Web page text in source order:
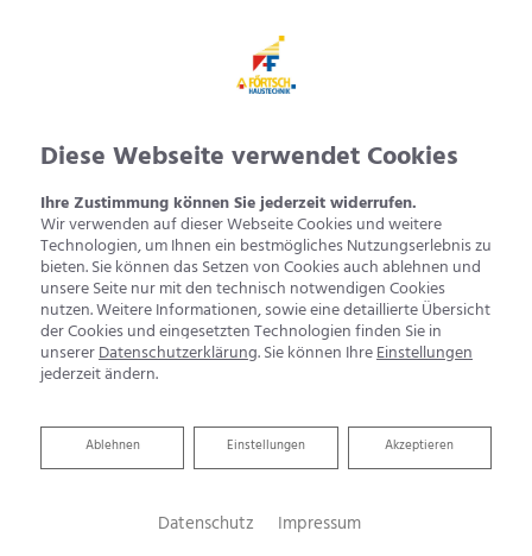
Diese Webseite verwendet Cookies
Ihre Zustimmung können Sie jederzeit widerrufen.
Wir verwenden auf dieser Webseite Cookies und weitere
Technologien, um Ihnen ein bestmögliches Nutzungserlebnis zu
bieten. Sie können das Setzen von Cookies auch ablehnen und
unsere Seite nur mit den technisch notwendigen Cookies
nutzen. Weitere Informationen, sowie eine detaillierte Übersicht
der Cookies und eingesetzten Technologien finden Sie in
unsererDatenschutzerklärung. Sie können IhreEinstellungen
jederzeit ändern.
Akzeptieren
Einstellungen
Ablehnen
Ablehnen
Datenschutz Impressum